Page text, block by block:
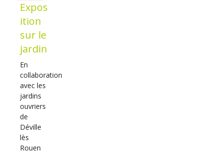
Expos
ition
sur le
jardin
En
collaboration
avec les
jardins
ouvriers
de
Déville
lès
Rouen